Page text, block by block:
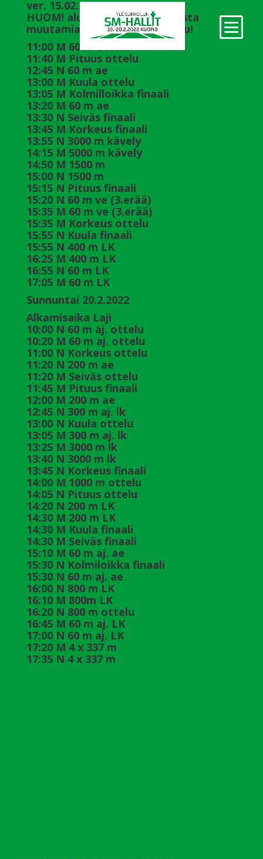
ver. 15.02.2022 21:00
HUOM! alustavasta aikataulusta
muutamia lajeja on aikaistettu!
11:00 M 60 m ottelu
11:40 M Pituus ottelu
12:45 N 60 m ae
13:00 M Kuula ottelu
13:05 M Kolmilloikka finaali
13:20 M 60 m ae
13:30 N Seiväs finaali
13:45 M Korkeus finaali
13:55 N 3000 m kävely
14:15 M 5000 m kävely
14:50 M 1500 m
15:00 N 1500 m
15:15 N Pituus finaali
15:20 N 60 m ve (3.erää)
15:35 M 60 m ve (3.erää)
15:35 M Korkeus ottelu
15:55 N Kuula finaali
15:55 N 400 m LK
16:25 M 400 m LK
16:55 N 60 m LK
17:05 M 60 m LK
Sunnuntai 20.2.2022
Alkamisaika Laji
10:00 N 60 m aj. ottelu
10:20 M 60 m aj. ottelu
11:00 N Korkeus ottelu
11:20 N 200 m ae
11:20 M Seiväs ottelu
11:45 M Pituus finaali
12:00 M 200 m ae
12:45 N 300 m aj. lk
13:00 N Kuula ottelu
13:05 M 300 m aj. lk
13:25 M 3000 m lk
13:40 N 3000 m lk
13:45 N Korkeus finaali
14:00 M 1000 m ottelu
14:05 N Pituus ottelu
14:20 N 200 m LK
14:30 M 200 m LK
14:30 M Kuula finaali
14:30 M Seiväs finaali
15:10 M 60 m aj. ae
15:30 N Kolmiloikka finaali
15:30 N 60 m aj. ae
16:00 N 800 m LK
16:10 M 800m LK
16:20 N 800 m ottelu
16:45 M 60 m aj. LK
17:00 N 60 m aj. LK
17:20 M 4 x 337 m
17:35 N 4 x 337 m